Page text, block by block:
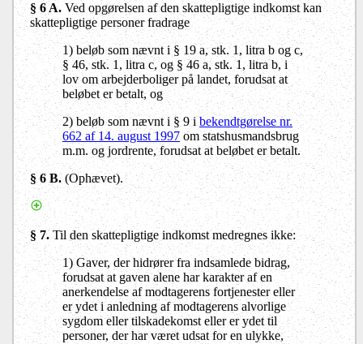
§ 6 A. Ved opgørelsen af den skattepligtige indkomst kan
skattepligtige personer fradrage
1) beløb som nævnt i § 19 a, stk. 1, litra b og c,
§ 46, stk. 1, litra c, og § 46 a, stk. 1, litra b, i
lov om arbejderboliger på landet, forudsat at
beløbet er betalt, og
2) beløb som nævnt i § 9 ibekendtgørelse nr.
662 af 14. august 1997 om statshusmandsbrug
m.m. og jordrente, forudsat at beløbet er betalt.
§ 6 B.(Ophævet).
§ 7. Til den skattepligtige indkomst medregnes ikke:
1) Gaver, der hidrører fra indsamlede bidrag,
forudsat at gaven alene har karakter af en
anerkendelse af modtagerens fortjenester eller
er ydet i anledning af modtagerens alvorlige
sygdom eller tilskadekomst eller er ydet til
personer, der har været udsat for en ulykke,